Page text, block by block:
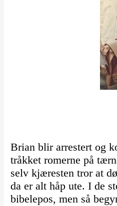
Brian blir arrestert og
tråkket romerne på
selv kjæresten tror at
da er alt håp ute. I de
bibelepos, men så